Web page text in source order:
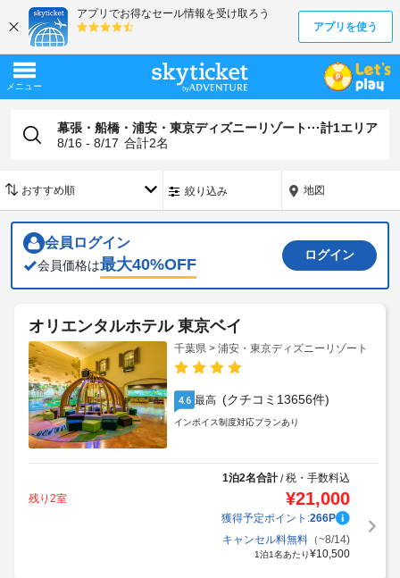
幕張・船橋・浦安・東京ディズニーリゾート···計1エリア
8/16 - 8/17 合計2名
絞り込み 地図
会員ログイン
会員価格は最大40%OFF
ログイン
オリエンタルホテル 東京ベイ
千葉県 > 浦安・東京ディズニーリゾート
4.6 最高 (クチコミ13656件)
インボイス制度対応プランあり
1泊2名合計/税・手数料込
残り2室
¥21,000
獲得予定ポイント:266P
キャンセル料無料（~8/14)
1泊1名あたり¥10,500